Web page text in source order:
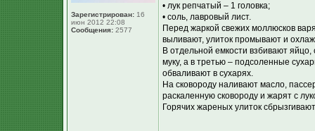
Зарегистрирован: 16
июн 2012 22:08
Сообщения: 2577
• лук репчатый – 1 головка;
• соль, лавровый лист.
Перед жаркой свежих моллюсков
выливают, улиток промывают и
В отдельной емкости взбивают
муку, а в третью – подсоленные
обваливают в сухарях.
На сковороду наливают масло,
раскаленную сковороду и жарят с
Горячих жареных улиток